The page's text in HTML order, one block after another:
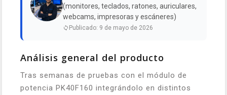
(monitores, teclados, ratones, auriculares,
webcams, impresoras y escáneres)
Publicado: 9 de mayo de 2026
Análisis general del producto
Tras semanas de pruebas con el módulo de
potencia PK40F160 integrándolo en distintos